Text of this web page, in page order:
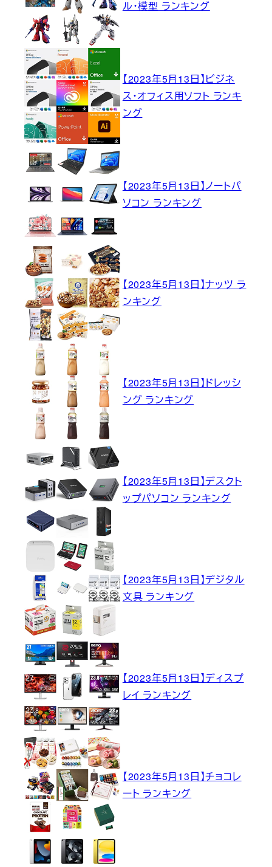
ル・模型 ランキング
【2023年5月13日】ビジネ
ス・オフィス用ソフト ランキ
ング
【2023年5月13日】ノートパ
ソコン ランキング
【2023年5月13日】ナッツ ラ
ンキング
【2023年5月13日】ドレッシ
ング ランキング
【2023年5月13日】デスクト
ップパソコン ランキング
【2023年5月13日】デジタル
文具 ランキング
【2023年5月13日】ディスプ
レイ ランキング
【2023年5月13日】チョコレ
ート ランキング